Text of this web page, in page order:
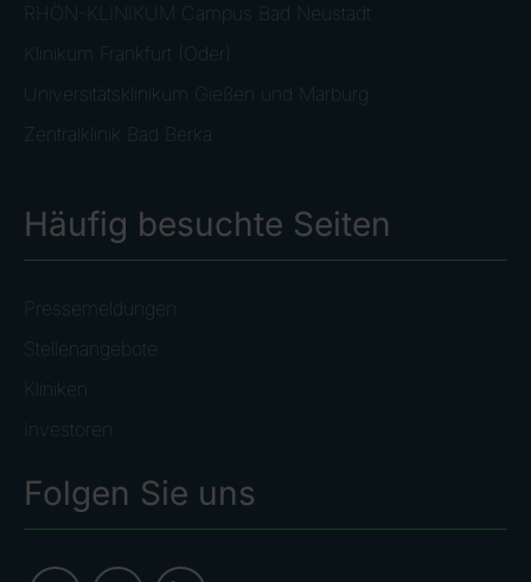
RHÖN-KLINIKUM Campus Bad Neustadt
Klinikum Frankfurt (Oder)
Universitätsklinikum Gießen und Marburg
Zentralklinik Bad Berka
Häufig besuchte Seiten
Pressemeldungen
Stellenangebote
Kliniken
Investoren
Folgen Sie uns